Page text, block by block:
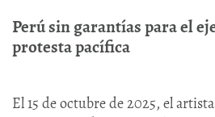
Perú sin garantías para el
protesta pacífica
El 15 de octubre de 2025, el